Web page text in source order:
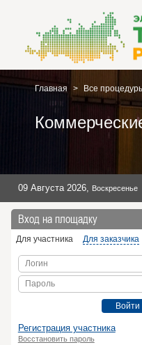
Главная > Все
09 Августа 2026, Воскресенье
Вход на площадку
Для участника Для заказчика
Логин
Пароль
Войти
Регистрация участника
Восстановить пароль